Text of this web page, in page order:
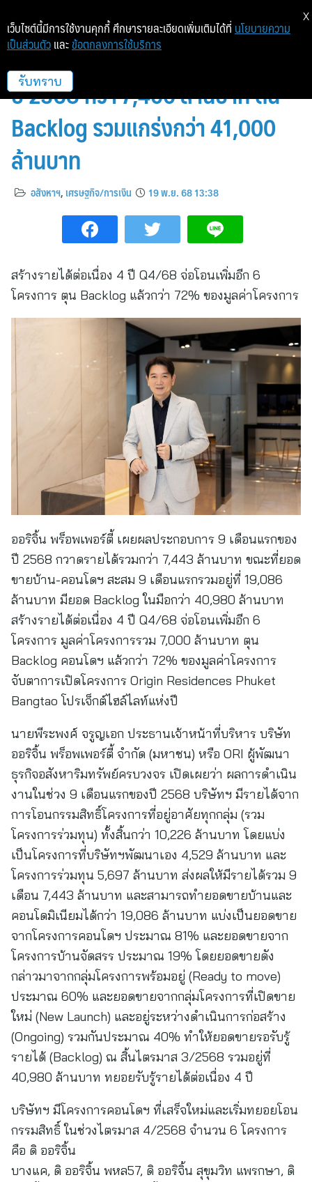
ORI โชว์ฟอร์ม รายได้รวม 9 เดือน
ปี 2568 กว่า 7,400 ล้านบาท ดัน
Backlog รวมแกร่งกว่า 41,000
ล้านบาท
อสังหาฯ, เศรษฐกิจ/การเงิน 19 พ.ย. 68 13:38
สร้างรายได้ต่อเนื่อง 4 ปี Q4/68 จ่อโอนเพิ่มอีก 6
โครงการ ตุน Backlog แล้วกว่า 72% ของมูลค่าโครงการ
ออริจิ้น พร็อพเพอร์ตี้ เผยผลประกอบการ 9 เดือนแรกของ
ปี 2568 กวาดรายได้รวมกว่า 7,443 ล้านบาท ขณะที่ยอด
ขายบ้าน-คอนโดฯ สะสม 9 เดือนแรกรวมอยู่ที่ 19,086
ล้านบาท มียอด Backlog ในมือกว่า 40,980 ล้านบาท
สร้างรายได้ต่อเนื่อง 4 ปี Q4/68 จ่อโอนเพิ่มอีก 6
โครงการ มูลค่าโครงการรวม 7,000 ล้านบาท ตุน
Backlog คอนโดฯ แล้วกว่า 72% ของมูลค่าโครงการ
จับตาการเปิดโครงการ Origin Residences Phuket
Bangtao โปรเจ็กต์ไฮล์ไลท์แห่งปี
นายพีระพงศ์ จรูญเอก ประธานเจ้าหน้าที่บริหาร บริษัท
ออริจิ้น พร็อพเพอร์ตี้ จำกัด (มหาชน) หรือ ORI ผู้พัฒนา
ธุรกิจอสังหาริมทรัพย์ครบวงจร เปิดเผยว่า ผลการดำเนิน
งานในช่วง 9 เดือนแรกของปี 2568 บริษัทฯ มีรายได้จาก
การโอนกรรมสิทธิ์โครงการที่อยู่อาศัยทุกกลุ่ม (รวม
โครงการร่วมทุน) ทั้งสิ้นกว่า 10,226 ล้านบาท โดยแบ่ง
เป็นโครงการที่บริษัทฯพัฒนาเอง 4,529 ล้านบาท และ
โครงการร่วมทุน 5,697 ล้านบาท ส่งผลให้มีรายได้รวม 9
เดือน 7,443 ล้านบาท และสามารถทำยอดขายบ้านและ
คอนโดมิเนียมได้กว่า 19,086 ล้านบาท แบ่งเป็นยอดขาย
จากโครงการคอนโดฯ ประมาณ 81% และยอดขายจาก
โครงการบ้านจัดสรร ประมาณ 19% โดยยอดขายดัง
กล่าวมาจากกลุ่มโครงการพร้อมอยู่ (Ready to move)
ประมาณ 60% และยอดขายจากกลุ่มโครงการที่เปิดขาย
ใหม่ (New Launch) และอยู่ระหว่างดำเนินการก่อสร้าง
(Ongoing) รวมกันประมาณ 40% ทำให้ยอดขายรอรับรู้
รายได้ (Backlog) ณ สิ้นไตรมาส 3/2568 รวมอยู่ที่
40,980 ล้านบาท ทยอยรับรู้รายได้ต่อเนื่อง 4 ปี
บริษัทฯ มีโครงการคอนโดฯ ที่เสร็จใหม่และเริ่มทยอยโอน
กรรมสิทธิ์ ในช่วงไตรมาส 4/2568 จำนวน 6 โครงการ
คือ ดิ ออริจิ้น
บางแค, ดิ ออริจิ้น พหล57, ดิ ออริจิ้น สุขุมวิท แพรกษา, ดิ
เว็บไซต์นี้มีการใช้งานคุกกี้ ศึกษารายละเอียดเพิ่มเติมได้ที่ นโยบายความ
เป็นส่วนตัว และ ข้อตกลงการใช้บริการ
รับทราบ
X